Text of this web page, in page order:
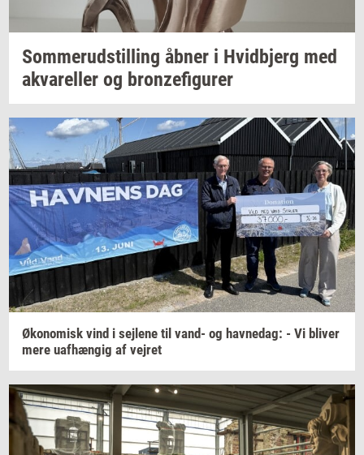
Som­mer­ud­stil­ling åbner i Hvid­b­jerg med
akva­rel­ler og bron­ze­fi­gu­rer
Øko­no­misk vind i sej­le­ne til vand- og hav­nedag: - Vi bli­ver
mere uaf­hæn­gig af vej­ret